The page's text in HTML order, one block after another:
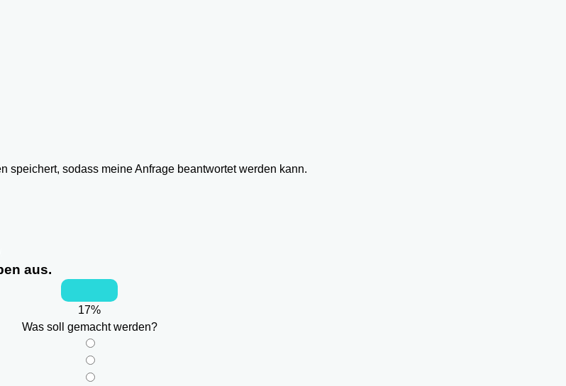
speichert, sodass meine Anfrage beantwortet werden kann.
aus.
17%
Was soll gemacht werden?